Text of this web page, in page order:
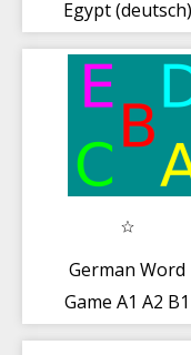
Egypt (deutsch)
German Word
Game A1 A2 B1